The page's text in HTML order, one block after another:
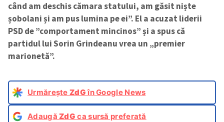
când am deschis cămara statului, am găsit niște
șobolani și am pus lumina pe ei”. El a acuzat liderii
PSD de ”comportament mincinos” și a spus că
partidul lui Sorin Grindeanu vrea un „premier
marionetă”.
Urmărește ZdGîn Google News
AdaugăZdG ca sursă preferată